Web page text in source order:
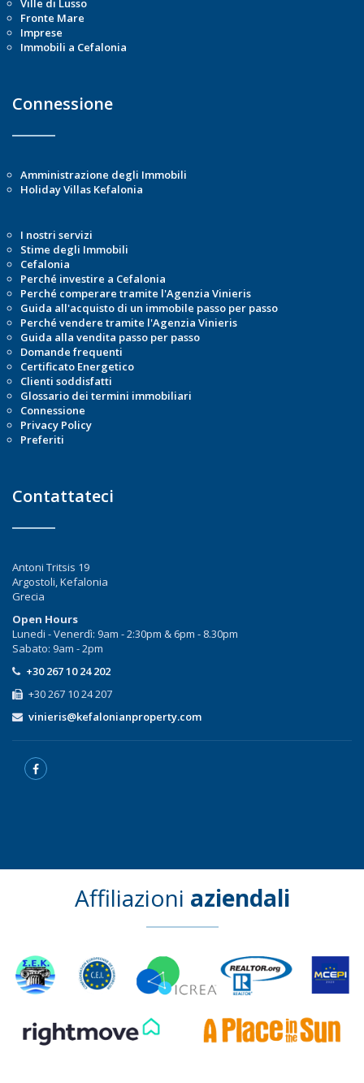
Ville di Lusso
Fronte Mare
Imprese
Immobili a Cefalonia
Connessione
Amministrazione degli Immobili
Holiday Villas Kefalonia
I nostri servizi
Stime degli Immobili
Cefalonia
Perché investire a Cefalonia
Perché comperare tramite l'Agenzia Vinieris
Guida all'acquisto di un immobile passo per passo
Perché vendere tramite l'Agenzia Vinieris
Guida alla vendita passo per passo
Domande frequenti
Certificato Energetico
Clienti soddisfatti
Glossario dei termini immobiliari
Connessione
Privacy Policy
Preferiti
Contattateci
Antoni Tritsis 19
Argostoli, Kefalonia
Grecia
Open Hours
Lunedi - Venerdì: 9am - 2:30pm & 6pm - 8.30pm
Sabato: 9am - 2pm
+30 267 10 24 202
+30 267 10 24 207
vinieris@kefalonianproperty.com
Affiliazioni aziendali